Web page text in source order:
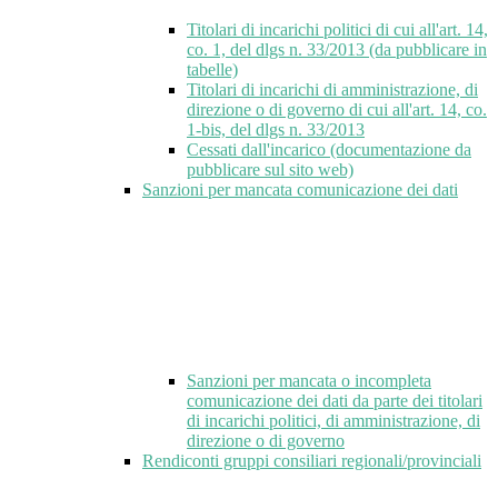
Titolari di incarichi politici di cui all'art. 14,
co. 1, del dlgs n. 33/2013 (da pubblicare in
tabelle)
Titolari di incarichi di amministrazione, di
direzione o di governo di cui all'art. 14, co.
1-bis, del dlgs n. 33/2013
Cessati dall'incarico (documentazione da
pubblicare sul sito web)
Sanzioni per mancata comunicazione dei dati
Sanzioni per mancata o incompleta
comunicazione dei dati da parte dei titolari
di incarichi politici, di amministrazione, di
direzione o di governo
Rendiconti gruppi consiliari regionali/provinciali